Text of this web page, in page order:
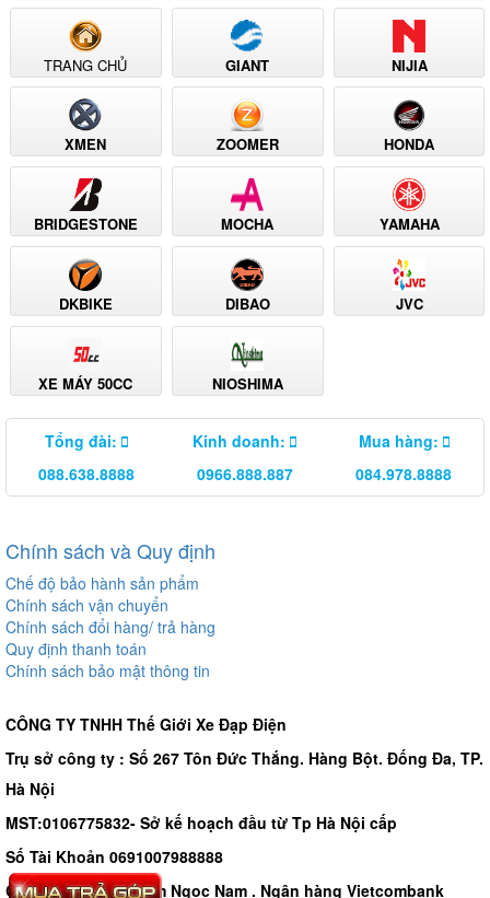
TRANG CHỦ GIANT NIJIA
XMEN ZOOMER HONDA
BRIDGESTONE MOCHA YAMAHA
DKBIKE DIBAO JVC
XE MÁY 50CC NIOSHIMA
Tổng đài:
088.638.8888
Kinh doanh:
0966.888.887
Mua hàng:
084.978.8888
Chính sách và Quy định
Chế độ bảo hành sản phẩm
Chính sách vận chuyển
Chính sách đổi hàng/ trả hàng
Quy định thanh toán
Chính sách bảo mật thông tin
CÔNG TY TNHH Thế Giới Xe Đạp Điện
Trụ sở công ty : Số 267 Tôn Đức Thắng. Hàng Bột. Đống Đa, TP.
Hà Nội
MST:0106775832- Sở kế hoạch đầu từ Tp Hà Nội cấp
Số Tài Khoản 0691007988888
Chủ tài khoản - Phạm Ngọc Nam . Ngân hàng Vietcombank